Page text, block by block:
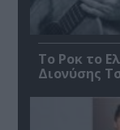
Το Ροκ το
Διονύσης